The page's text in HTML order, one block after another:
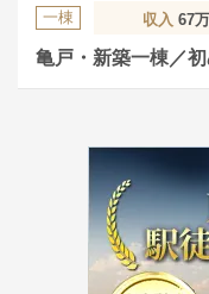
一棟 収入 67
亀戸・新築一棟／